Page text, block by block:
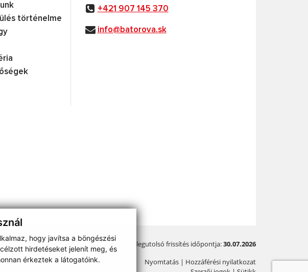
hogy javítsa a böngészési
hirdetéseket jelenít meg, és
érkeztek a látogatóink.
történelme
+421 907 145 370
info@batorova.sk
A legutolsó frissítés időpontja:30.07.2026
Nyomtatás | Hozzáférési nyilatkozat